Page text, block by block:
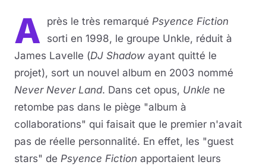
A près le très remarqué Psyence Fiction
sorti en 1998, le groupe Unkle, réduit à
James Lavelle (DJ Shadow ayant quitté le
projet), sort un nouvel album en 2003 nommé
Never Never Land. Dans cet opus, Unkle ne
retombe pas dans le piège "album à
collaborations" qui faisait que le premier n'avait
pas de réelle personnalité. En effet, les "guest
stars" de Psyence Fiction apportaient leurs